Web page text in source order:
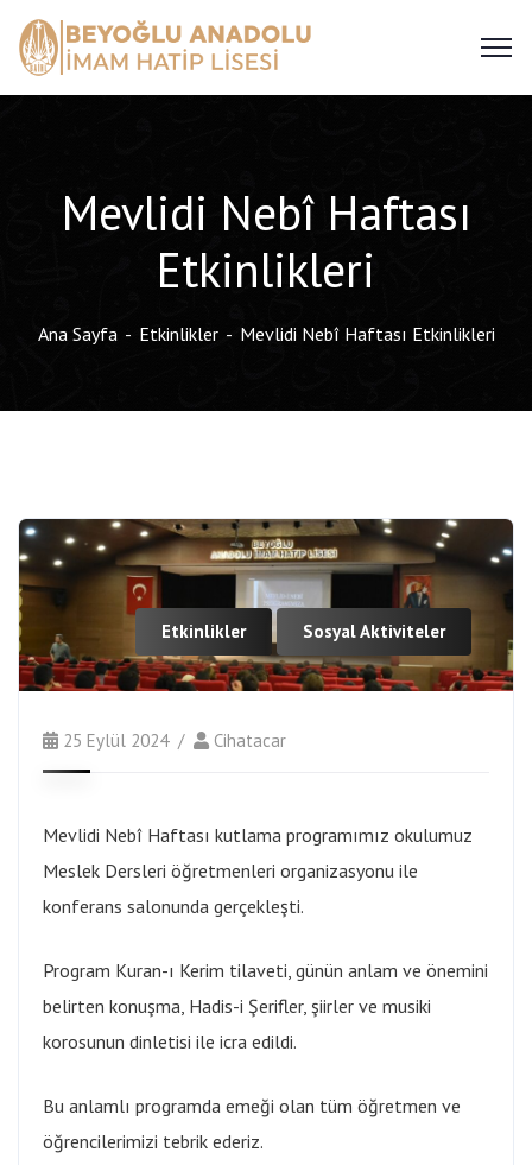
Mevlidi Nebî Haftası
Etkinlikleri
Ana Sayfa Etkinlikler Mevlidi Nebî Haftası Etkinlikleri
Etkinlikler Sosyal Aktiviteler
25 Eylül 2024 Cihatacar
Mevlidi Nebî Haftası kutlama programımız okulumuz
Meslek Dersleri öğretmenleri organizasyonu ile
konferans salonunda gerçekleşti.
Program Kuran-ı Kerim tilaveti, günün anlam ve önemini
belirten konuşma, Hadis-i Şerifler, şiirler ve musiki
korosunun dinletisi ile icra edildi.
Bu anlamlı programda emeği olan tüm öğretmen ve
öğrencilerimizi tebrik ederiz.